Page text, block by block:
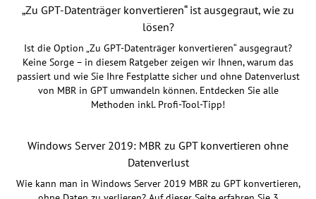
„Zu GPT-Datenträger konvertieren“ ist ausgegraut, wie zu
lösen?
Ist die Option „Zu GPT-Datenträger konvertieren“ ausgegraut?
Keine Sorge – in diesem Ratgeber zeigen wir Ihnen, warum das
passiert und wie Sie Ihre Festplatte sicher und ohne Datenverlust
von MBR in GPT umwandeln können. Entdecken Sie alle
Methoden inkl. Profi-Tool-Tipp!
Windows Server 2019: MBR zu GPT konvertieren ohne
Datenverlust
Wie kann man in Windows Server 2019 MBR zu GPT konvertieren,